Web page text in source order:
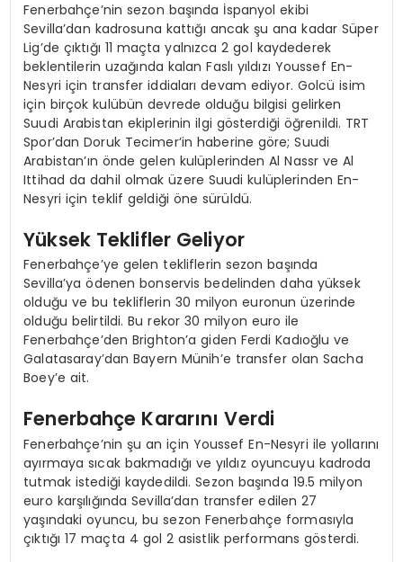
Fenerbahçe’nin sezon başında İspanyol ekibi
Sevilla’dan kadrosuna kattığı ancak şu ana kadar Süper
Lig’de çıktığı 11 maçta yalnızca 2 gol kaydederek
beklentilerin uzağında kalan Faslı yıldızı Youssef En-
Nesyri için transfer iddiaları devam ediyor. Golcü isim
için birçok kulübün devrede olduğu bilgisi gelirken
Suudi Arabistan ekiplerinin ilgi gösterdiği öğrenildi. TRT
Spor’dan Doruk Tecimer’in haberine göre; Suudi
Arabistan’ın önde gelen kulüplerinden Al Nassr ve Al
Ittihad da dahil olmak üzere Suudi kulüplerinden En-
Nesyri için teklif geldiği öne sürüldü.
Yüksek Teklifler Geliyor
Fenerbahçe’ye gelen tekliflerin sezon başında
Sevilla’ya ödenen bonservis bedelinden daha yüksek
olduğu ve bu tekliflerin 30 milyon euronun üzerinde
olduğu belirtildi. Bu rekor 30 milyon euro ile
Fenerbahçe’den Brighton’a giden Ferdi Kadıoğlu ve
Galatasaray’dan Bayern Münih’e transfer olan Sacha
Boey’e ait.
Fenerbahçe Kararını Verdi
Fenerbahçe’nin şu an için Youssef En-Nesyri ile yollarını
ayırmaya sıcak bakmadığı ve yıldız oyuncuyu kadroda
tutmak istediği kaydedildi. Sezon başında 19.5 milyon
euro karşılığında Sevilla’dan transfer edilen 27
yaşındaki oyuncu, bu sezon Fenerbahçe formasıyla
çıktığı 17 maçta 4 gol 2 asistlik performans gösterdi.